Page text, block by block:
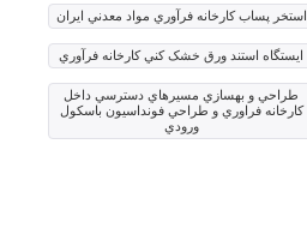
استخر پساب کارخانه فرآوري مواد معدني ايران
ايستگاه استند ورق خشک کني کارخانه فرآوري
طراحي و بهسازي مسيرهاي دسترسي داخل
کارخانه فراوري و طراحي فونداسيون باسکول
ورودي